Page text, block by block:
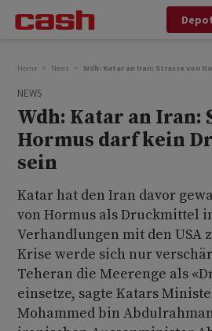
Home News Wdh: Katar an Iran: Strasse von
NEWS
Wdh: Katar an Iran:
Hormus darf kein
sein
Katar hat den Iran davor
von Hormus als Druckmittel
Verhandlungen mit den USA
Krise werde sich nur
Teheran die Meerenge als
einsetze, sagte Katars
Mohammed bin